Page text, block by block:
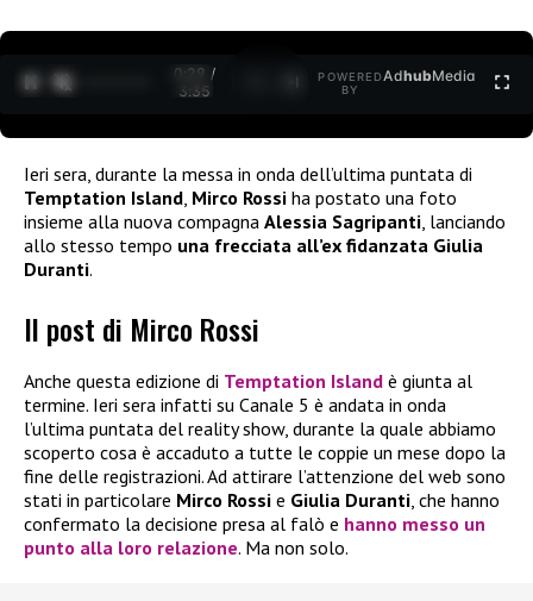
0:30 /
3:35
POWERED
BY
AdhubMedia
Ieri sera, durante la messa in onda dell’ultima puntata di
Temptation Island Mirco Rossi ha postato una foto
insieme alla nuova compagna Alessia Sagripanti , lanciando
allo stesso tempo una frecciata all’ex fidanzata Giulia
Duranti.
Il post di Mirco Rossi
Anche questa edizione di Temptation Island è giunta al
termine. Ieri sera infatti su Canale 5 è andata in onda
l’ultima puntata del reality show, durante la quale abbiamo
scoperto cosa è accaduto a tutte le coppie un mese dopo la
fine delle registrazioni. Ad attirare l’attenzione del web sono
stati in particolare Mirco Rossi e Giulia Duranti, che hanno
confermato la decisione presa al falò e hanno messo un
punto alla loro relazione. Ma non solo.